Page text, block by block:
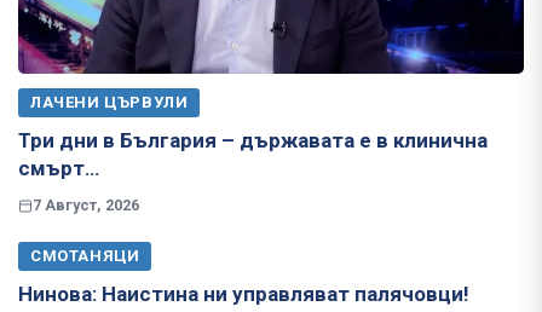
ЛАЧЕНИ ЦЪРВУЛИ
Три дни в България – държавата е в клинична
смърт…
7 Август, 2026
СМОТАНЯЦИ
Нинова: Наистина ни управляват палячовци!